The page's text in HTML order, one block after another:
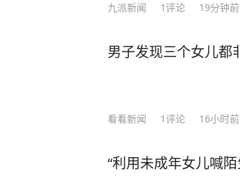
九派新闻 1评论 19分钟前
男子发现三个女儿都
看看新闻 1评论 16小时前
“利用未成年女儿喊